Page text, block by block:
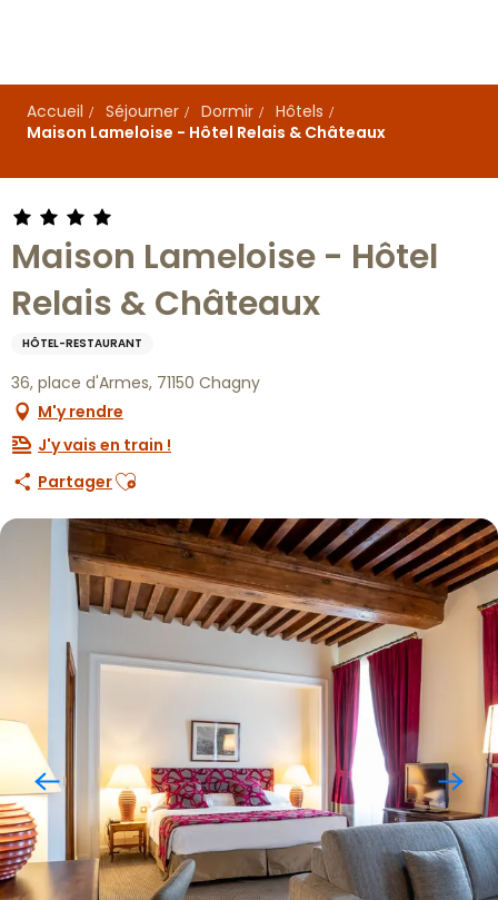
principal
Accueil
Séjourner Dormir
Hôtels
Maison Lameloise - Hôtel Relais & Châteaux
Maison Lameloise - Hôtel
Relais & Châteaux
HÔTEL-RESTAURANT
36, place d'Armes, 71150 Chagny
M'y rendre
J'y vais en train !
PartagerAjouter aux favoris